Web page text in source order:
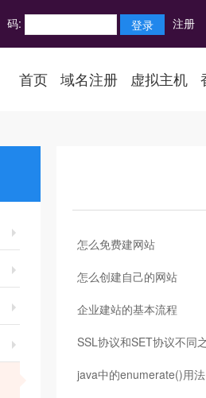
码: 注册
首页 域名注册 虚拟主机
怎么免费建网站
怎么创建自己的网站
企业建站的基本流程
SSL协议和SET协议不同
java中的enumerate()用法